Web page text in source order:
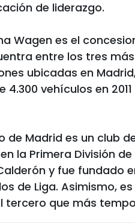
de liderazgo.
Wagen es el
entre los tres
ubicadas en
4.300 vehículos en
de Madrid es un club
la Primera División
y fue fundado
de Liga. Asimismo,
tercero que más